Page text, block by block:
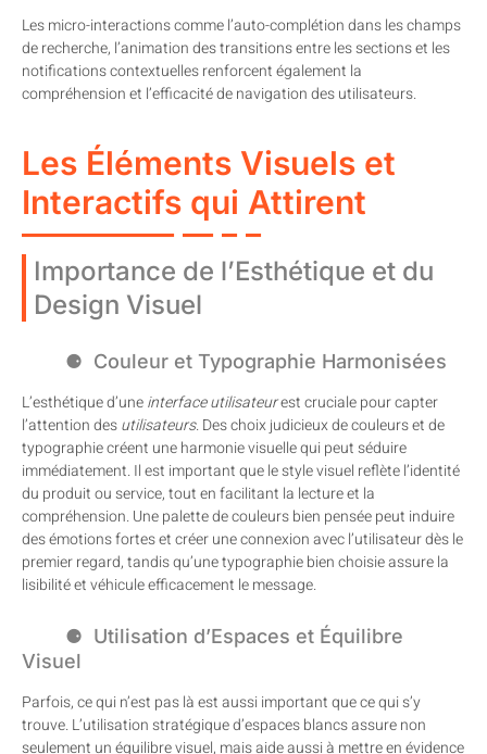
Les micro-interactions comme l’auto-complétion dans les champs
de recherche, l’animation des transitions entre les sections et les
notifications contextuelles renforcent également la
compréhension et l’efficacité de navigation des utilisateurs.
Les Éléments Visuels et
Interactifs qui Attirent
Importance de l’Esthétique et du
Design Visuel
Couleur et Typographie Harmonisées
L’esthétique d’uneinterface utilisateurest cruciale pour capter
l’attention desutilisateurs. Des choix judicieux de couleurs et de
typographie créent une harmonie visuelle qui peut séduire
immédiatement. Il est important que le style visuel reflète l’identité
du produit ou service, tout en facilitant la lecture et la
compréhension. Une palette de couleurs bien pensée peut induire
des émotions fortes et créer une connexion avec l’utilisateur dès le
premier regard, tandis qu’une typographie bien choisie assure la
lisibilité et véhicule efficacement le message.
Utilisation d’Espaces et Équilibre
Visuel
Parfois, ce qui n’est pas là est aussi important que ce qui s’y
trouve. L’utilisation stratégique d’espaces blancs assure non
seulement un équilibre visuel, mais aide aussi à mettre en évidence